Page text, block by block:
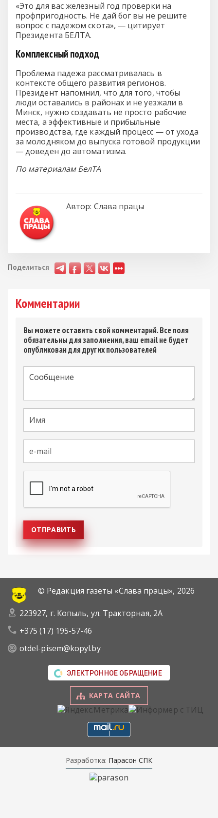
«Это для вас железный год проверки на
профпригодность. Не дай бог вы не решите
вопрос с падежом скота», — цитирует
Президента БЕЛТА.
Комплексный подход
Проблема падежа рассматривалась в
контексте общего развития регионов.
Президент напомнил, что для того, чтобы
люди оставались в районах и не уезжали в
Минск, нужно создавать не просто рабочие
места, а эффективные и прибыльные
производства, где каждый процесс — от ухода
за молодняком до выпуска готовой продукции
— доведен до автоматизма.
По материалам БелТА
Автор: Слава працы
Поделиться
Комментарии
Вы можете оставить свой комментарий. Все поля
обязательны для заполнения, ваш email не будет
опубликован для других пользователей
© Редакция газеты «Слава працы», 2026
223927, г. Копыль, ул. Тракторная, 2А
+375 (17) 195-57-46
otdel-pisem@kopyl.by
ЭЛЕКТРОННОЕ ОБРАЩЕНИЕ
КАРТА САЙТА
Разработка: Парасон СПК